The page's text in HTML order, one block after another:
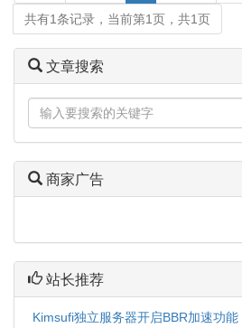
共有1条记录，当前第1页，共1页
文章搜索
商家广告
站长推荐
Kimsufi独立服务器开启BBR加速功能